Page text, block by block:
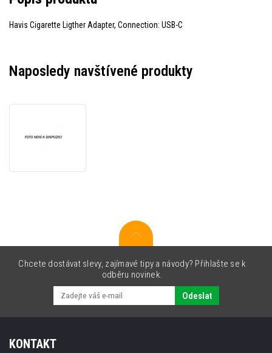
Havis Cigarette Ligther Adapter, Connection: USB-C
Naposledy navštívené produkty
4
C
Chcete dostávat slevy, zajímavé tipy a návody? Přihlašte se k
odběru novinek.
Odeslat
KONTAKT